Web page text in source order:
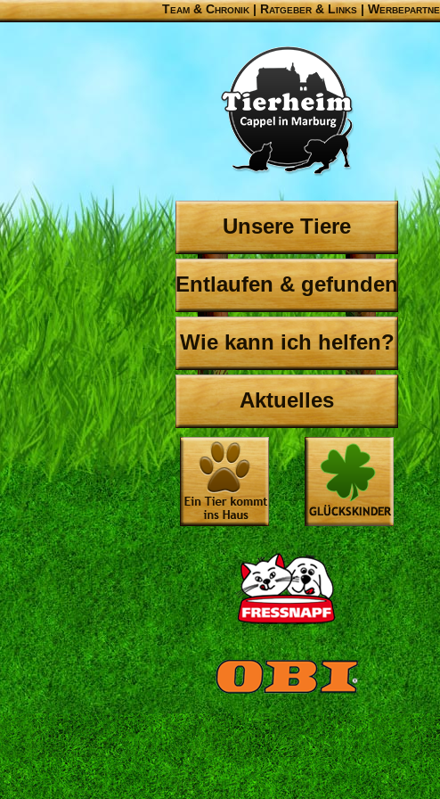
Team & Chronik |Ratgeber & Links|
Unsere Tiere
Entlaufen & gefunden
Wie kann ich helfen?
Aktuelles